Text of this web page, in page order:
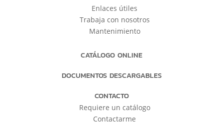
Enlaces útiles
Trabaja con nosotros
Mantenimiento
CATÁLOGO ONLINE
DOCUMENTOS DESCARGABLES
CONTACTO
Requiere un catálogo
Contactarme